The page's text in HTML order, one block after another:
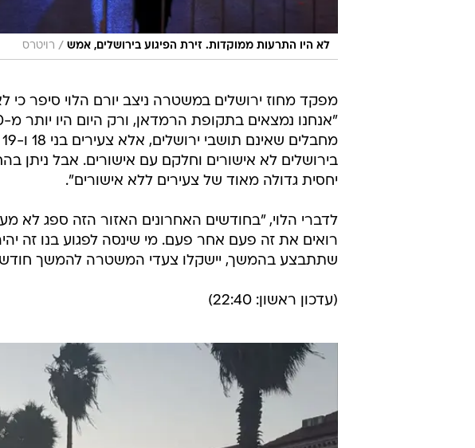
לא היו התרעות ממוקדות. זירת הפיגוע בירושלים, אמש / רויטרס
מפקד מחוז ירושלים במשטרה ניצב יורם הלוי סיפר כי
בירושלים לא אישורים וחלקם עם אישורים. אבל ניתן
יחסית גדולה מאוד של צעירים ללא אישורים".
לדברי הלוי, "בחודשים האחרונים האזור הזה ספג לא
רואים את זה פעם אחר פעם. מי שינסה לפגוע בנו זה
שתתבצע בהמשך, יישקלו צעדי המשטרה להמשך
(עדכון ראשון: 22:40)